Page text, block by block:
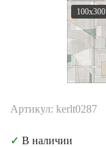
100x300
Артикул: kerlt0287
✓ В наличии